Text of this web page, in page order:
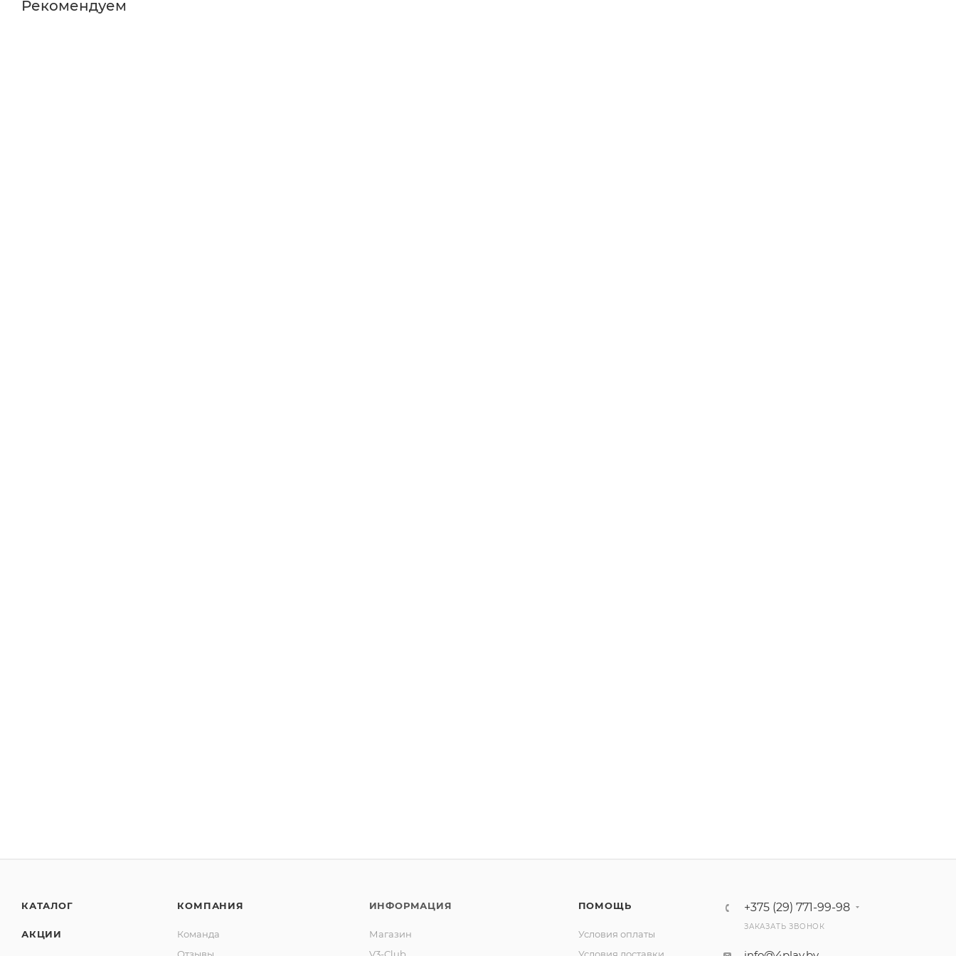
Рекомендуем
КАТАЛОГ
АКЦИИ
КОМПАНИЯ
Команда
ИНФОРМАЦИЯ
Магазин
ПОМОЩЬ
Условия оплаты
+375 (29) 771-99-98
ЗАКАЗАТЬ ЗВОНОК